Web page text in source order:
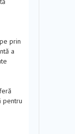
prin
a
pentru